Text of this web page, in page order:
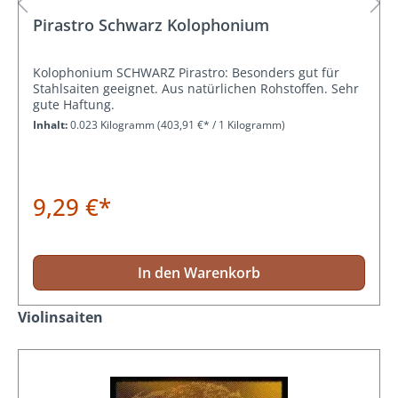
Pirastro Schwarz Kolophonium
Kolophonium SCHWARZ Pirastro: Besonders gut für
Stahlsaiten geeignet. Aus natürlichen Rohstoffen. Sehr
gute Haftung.
Inhalt:0.023 Kilogramm(403,91 €* / 1 Kilogramm)
9,29 €*
In den Warenkorb
Produktgalerie überspringen
Violinsaiten